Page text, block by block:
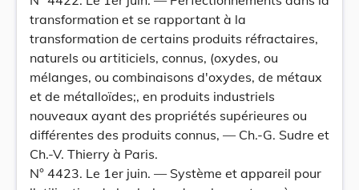
transformation et se rapportant à la
transformation de certains produits réfractaires,
naturels ou artiticiels, connus, (oxydes, ou
mélanges, ou combinaisons d'oxydes, de métaux
et de métalloïdes;, en produits industriels
nouveaux ayant des propriétés supérieures ou
différentes des produits connus, — Ch.-G. Sudre et
Ch.-V. Thierry à Paris.
N° 4423. Le 1er juin. — Système et appareil pour